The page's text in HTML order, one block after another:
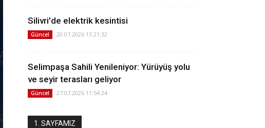
Silivri'de elektrik kesintisi
Güncel 20.07.2026 13:21:32
Selimpaşa Sahili Yenileniyor: Yürüyüş yolu
ve seyir terasları geliyor
Güncel 27.07.2026 11:54:24
1. SAYFAMIZ